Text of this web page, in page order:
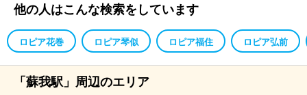
他の人はこんな検索をしています
ロピア花巻 ロピア琴似 ロピア福住 ロピア弘前
「蘇我駅」周辺のエリア